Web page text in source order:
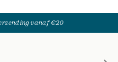
vanaf €20